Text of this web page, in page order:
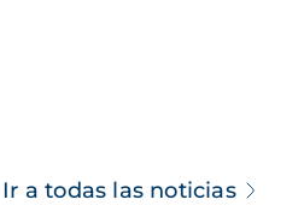
Ir a todas las noticias